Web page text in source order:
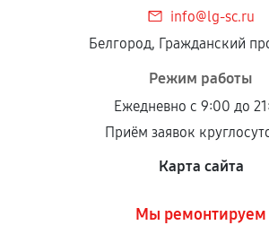
Установка была выполнена
центром.
При этом гарантия на сами
продавца. За качество сторонних
сервисный центр ответственности
info@lg-sc.ru
Белгород, Гражданский
Режим работы
Ежедневно с 9:00 до
Приём заявок
Карта сайта
Мы ремонтируем